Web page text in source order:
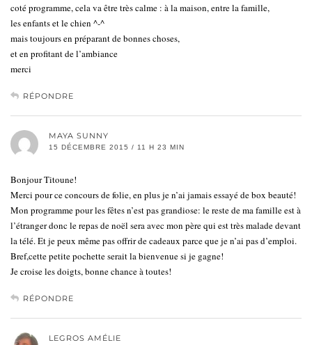
coté programme, cela va être très calme : à la maison, entre la famille,
les enfants et le chien ^-^
mais toujours en préparant de bonnes choses,
et en profitant de l’ambiance
merci
RÉPONDRE
MAYA SUNNY
15 DÉCEMBRE 2015 / 11 H 23 MIN
Bonjour Titoune!
Merci pour ce concours de folie, en plus je n’ai jamais essayé de box beauté!
Mon programme pour les fêtes n’est pas grandiose: le reste de ma famille est à
l’étranger donc le repas de noël sera avec mon père qui est très malade devant
la télé. Et je peux même pas offrir de cadeaux parce que je n’ai pas d’emploi.
Bref,cette petite pochette serait la bienvenue si je gagne!
Je croise les doigts, bonne chance à toutes!
RÉPONDRE
LEGROS AMÉLIE